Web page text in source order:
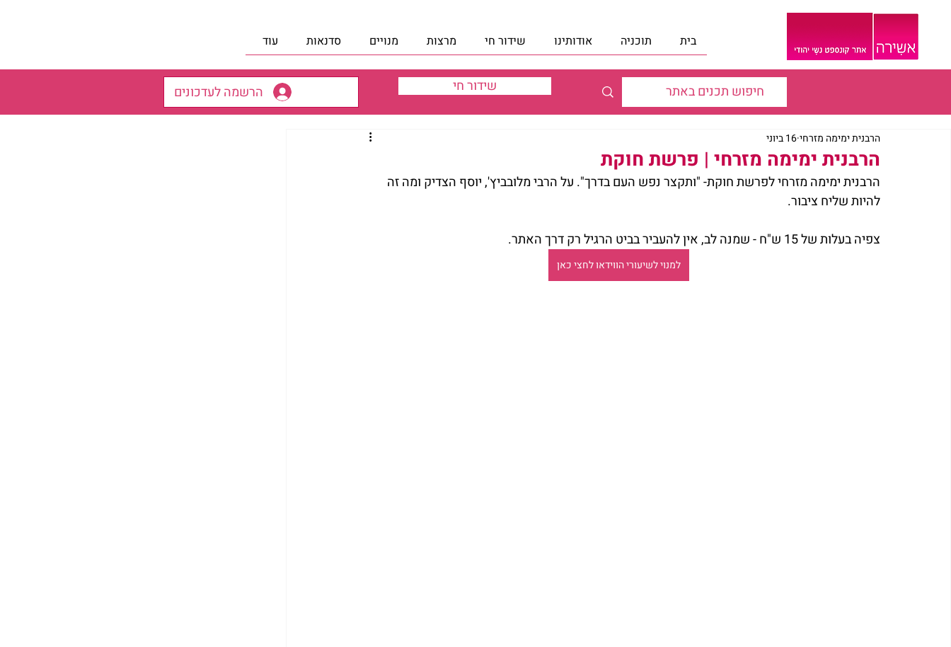
בית תוכניה אודותינו שידור חי מרצות מנויים סדנאות עוד
הרשמה לעדכונים שידור חי
הרבנית ימימה מזרחי | פרשת חוקת
הרבנית ימימה מזרחי16 ביוני
הרבנית ימימה מזרחי לפרשת חוקת- "ותקצר נפש העם בדרך". על הרבי מלובביץ', יוסף הצדיק ומה זה
להיות שליח ציבור.
צפיה בעלות של 15 ש"ח - שמנה לב, אין להעביר בביט הרגיל רק דרך האתר.
למנוי לשיעורי הווידאו לחצי כאן